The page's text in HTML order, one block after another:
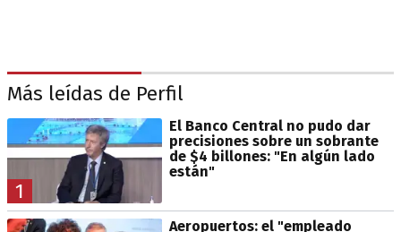
Más leídas de Perfil
1
El Banco Central no pudo dar
precisiones sobre un sobrante
de $4 billones: "En algún lado
están"
Aeropuertos: el "empleado